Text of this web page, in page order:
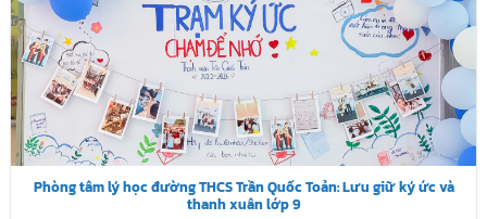
Phòng tâm lý học đường THCS Trần Quốc Toản: Lưu giữ ký ức và
thanh xuân lớp 9